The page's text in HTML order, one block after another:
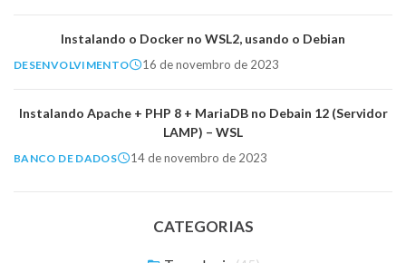
Instalando o Docker no WSL2, usando o Debian
DESENVOLVIMENTO 16 de novembro de 2023
Instalando Apache + PHP 8 + MariaDB no Debain 12 (Servidor
LAMP) – WSL
BANCO DE DADOS 14 de novembro de 2023
CATEGORIAS